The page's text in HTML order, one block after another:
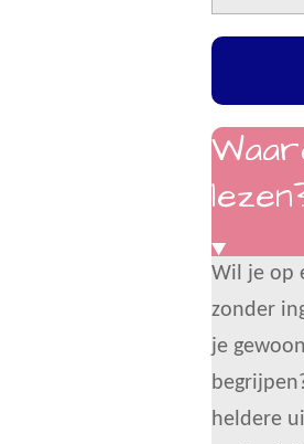
P
y
Wil je op
zonder
je
heldere